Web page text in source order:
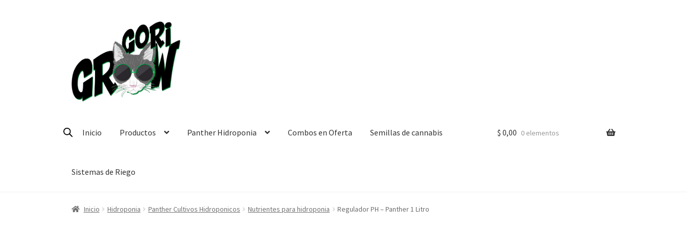
navegación
página
Inicio Productos Panther Hidroponia Combos en Oferta Semillas de cannabis
Sistemas de Riego
$ 0,00 0 elementos
Inicio Hidroponia Panther Cultivos Hidroponicos Nutrientes para hidroponia Regulador PH – Panther 1 Litro